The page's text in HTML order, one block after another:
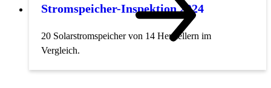
Stromspeicher-Inspektion 2024
20 Solarstromspeicher von 14 Herstellern im
Vergleich.